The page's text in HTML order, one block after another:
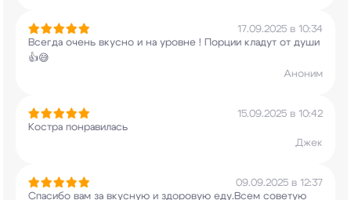
17.09.2025 в 10:34
Всегда очень вкусно и на уровне ! Порции кладут от души
👍😅
Аноним
15.09.2025 в 10:42
Костра понравилась
Джек
09.09.2025 в 12:37
Спасибо вам за вкусную и здоровую еду.Всем советую